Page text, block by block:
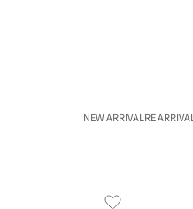
NEW ARRIVAL RE ARRIVAL
お気に入り